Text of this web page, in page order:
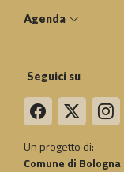
Agenda
Seguici su
Un progetto di:
Comune di Bologna